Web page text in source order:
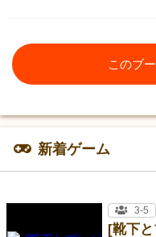
このブ
新着ゲーム
[靴下
3-5